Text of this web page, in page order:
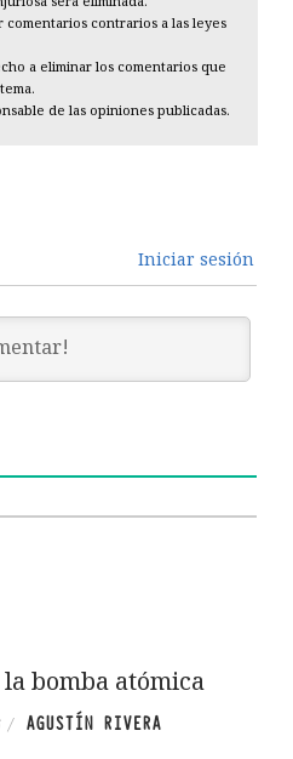
contrarios a las leyes
a eliminar los comentarios que
de las opiniones publicadas.
Iniciar sesión
bomba atómica
/ AGUSTÍN RIVERA